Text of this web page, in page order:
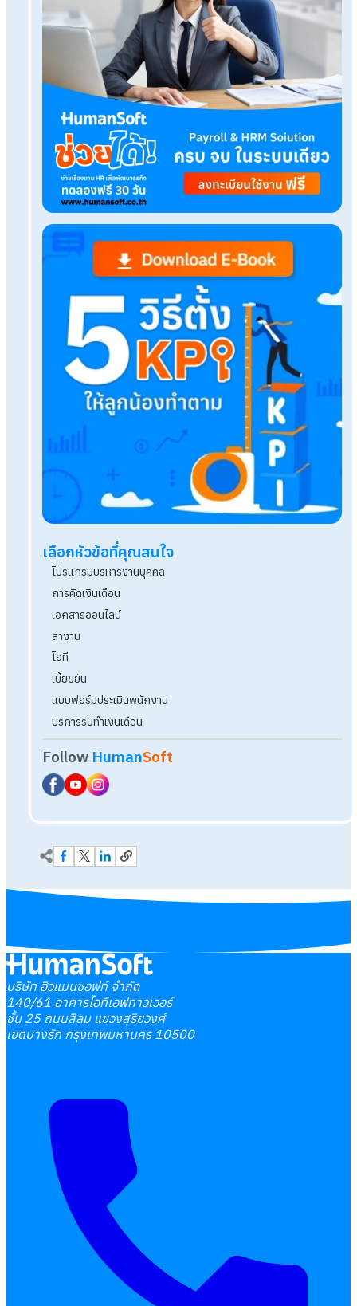
วัฒนธรรมองค์กรแบบครอบครัว
เรื่องที่คุณอาจสนใจ
เคล็ดลับพัฒนาการสื่อสารของคนในองค์กร ด้วยห
ทำงานแบบ CFR
Recruiting Metric ตัวชี้วัดในการสรรหาบุคลากรส
HR
กยศ. หักเงินเดือน กับข้อกฎหมายที่นายจ้างควรรู้
เลือกหัวข้อที่คุณสนใจ
บริษัท ฮิวแมนซอฟท์ จำกัด
140/61 อาคารไอทีเอฟทาวเวอร์
ชั้น 25 ถนนสีลม แขวงสุริยวงศ์
เขตบางรัก กรุงเทพมหานคร 10500